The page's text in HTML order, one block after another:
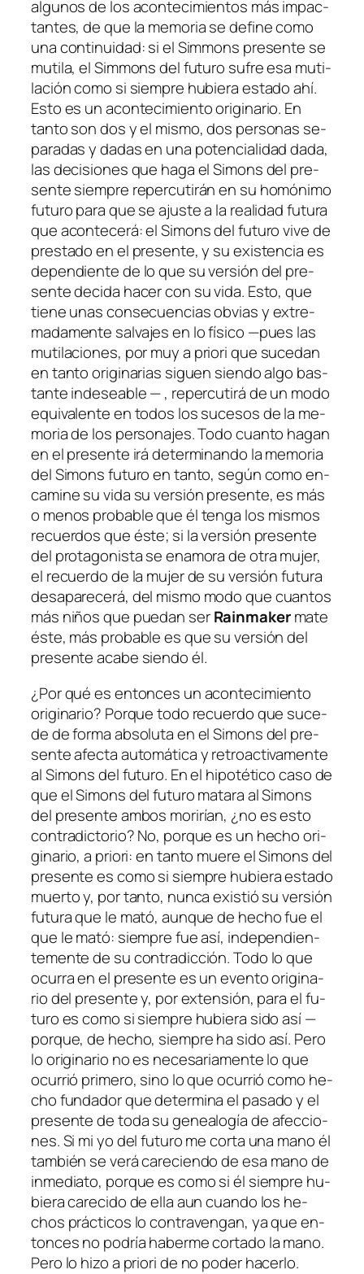
al­gu­nos de los acon­te­ci­mien­tos más im­pac­
tan­tes, de que la me­mo­ria se de­fi­ne co­mo
una con­ti­nui­dad: si el Simmons pre­sen­te se
mu­ti­la, el Simmons del fu­tu­ro su­fre esa mu­ti­
la­ción co­mo si siem­pre hu­bie­ra es­ta­do ahí.
Esto es un acon­te­ci­mien­to ori­gi­na­rio. En
tan­to son dos y el mis­mo, dos per­so­nas se­
pa­ra­das y da­das en una po­ten­cia­li­dad da­da,
las de­ci­sio­nes que ha­ga el Simons del pre­
sen­te siem­pre re­per­cu­ti­rán en su ho­mó­ni­mo
fu­tu­ro pa­ra que se ajus­te a la reali­dad fu­tu­ra
que acon­te­ce­rá: el Simons del fu­tu­ro vi­ve de
pres­ta­do en el pre­sen­te, y su exis­ten­cia es
de­pen­dien­te de lo que su ver­sión del pre­
sen­te de­ci­da ha­cer con su vi­da. Esto, que
tie­ne unas con­se­cuen­cias ob­vias y ex­tre­
ma­da­men­te sal­va­jes en lo fí­si­co —pues las
mu­ti­la­cio­nes, por muya prio­rique su­ce­dan
en tan­to ori­gi­na­rias si­guen sien­do al­go bas­
tan­te in­de­sea­ble — , re­per­cu­ti­rá de un mo­do
equi­va­len­te en to­dos los su­ce­sos de la me­
mo­ria de los per­so­na­jes. Todo cuan­to ha­gan
en el pre­sen­te irá de­ter­mi­nan­do la me­mo­ria
del Simons fu­tu­ro en tan­to, se­gún co­mo en­
ca­mi­ne su vi­da su ver­sión pre­sen­te, es más
o me­nos pro­ba­ble que él ten­ga los mis­mos
re­cuer­dos que és­te; si la ver­sión pre­sen­te
del pro­ta­go­nis­ta se ena­mo­ra de otra mu­jer,
el re­cuer­do de la mu­jer de su ver­sión fu­tu­ra
des­apa­re­ce­rá, del mis­mo mo­do que cuan­tos
más ni­ños que pue­dan serRainmakerma­te
és­te, más pro­ba­ble es que su ver­sión del
pre­sen­te aca­be sien­do él.
¿Por qué es en­ton­ces un acon­te­ci­mien­to
ori­gi­na­rio? Porque to­do re­cuer­do que su­ce­
de de for­ma ab­so­lu­ta en el Simons del pre­
sen­te afec­ta au­to­má­ti­ca y re­tro­ac­ti­va­men­te
al Simons del fu­tu­ro. En el hi­po­té­ti­co ca­so de
que el Simons del fu­tu­ro ma­ta­ra al Simons
del pre­sen­te am­bos mo­ri­rían, ¿no es es­to
con­tra­dic­to­rio? No, por­que es un he­cho ori­
gi­na­rio,a prio­ri: en tan­to mue­re el Simons del
pre­sen­te es co­mo si siem­pre hu­bie­ra es­ta­do
muer­to y, por tan­to, nun­ca exis­tió su ver­sión
fu­tu­ra que le ma­tó, aun­que de he­cho fue el
que le ma­tó: siem­pre fue así, in­de­pen­dien­
te­men­te de su con­tra­dic­ción. Todo lo que
ocu­rra en el pre­sen­te es un even­to ori­gi­na­
rio del pre­sen­te y, por ex­ten­sión, pa­ra el fu­
tu­ro es co­mo si siem­pre hu­bie­ra si­do así —
por­que, de he­cho, siem­pre ha si­do así. Pero
lo ori­gi­na­rio no es ne­ce­sa­ria­men­te lo que
ocu­rrió pri­me­ro, sino lo que ocu­rrió co­mo he­
cho fun­da­dor que de­ter­mi­na el pa­sa­do y el
pre­sen­te de to­da su ge­nea­lo­gía de afec­cio­
nes. Si mi yo del fu­tu­ro me cor­ta una mano él
tam­bién se ve­rá ca­re­cien­do de esa mano de
in­me­dia­to, por­que es co­mo si él siem­pre hu­
bie­ra ca­re­ci­do de ella aun cuan­do los he­
chos prác­ti­cos lo con­tra­ven­gan, ya que en­
ton­ces no po­dría ha­ber­me cor­ta­do la mano.
Pero lo hi­zoa prio­ride no po­der hacerlo.